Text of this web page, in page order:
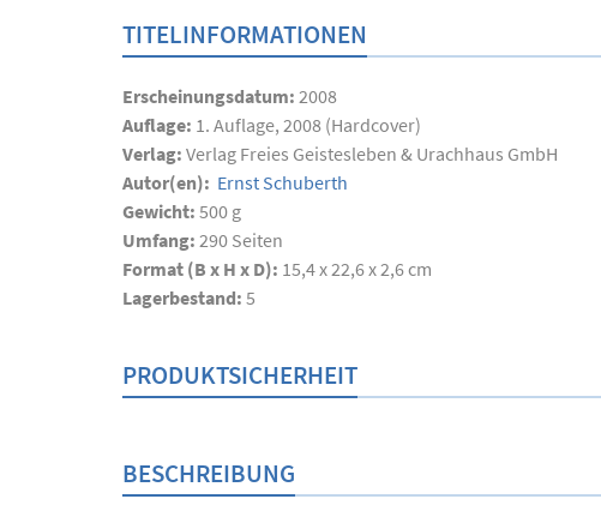
TITELINFORMATIONEN
Erscheinungsdatum: 2008
Auflage: 1. Auflage, 2008 (Hardcover)
Verlag: Verlag Freies Geistesleben & Urachhaus GmbH
Autor(en): Ernst Schuberth
Gewicht: 500 g
Umfang: 290 Seiten
Format (B x H x D): 15,4 x 22,6 x 2,6 cm
Lagerbestand: 5
PRODUKTSICHERHEIT
BESCHREIBUNG